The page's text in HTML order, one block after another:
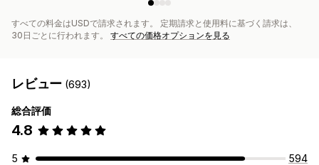
すべての料金はUSDで請求されます。 定期請求と使用料に基づく請求は、
30日ごとに行われます。 すべての価格オプションを見る
レビュー (693)
総合評価
4.8
5
594